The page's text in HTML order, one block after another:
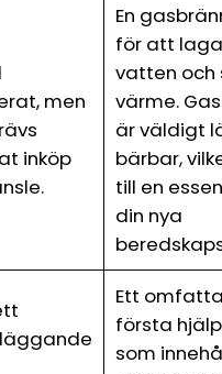
men
inköp
En
för att
vatten och
värme.
är väldigt
bärbar,
till en
din nya
Ett
första
som